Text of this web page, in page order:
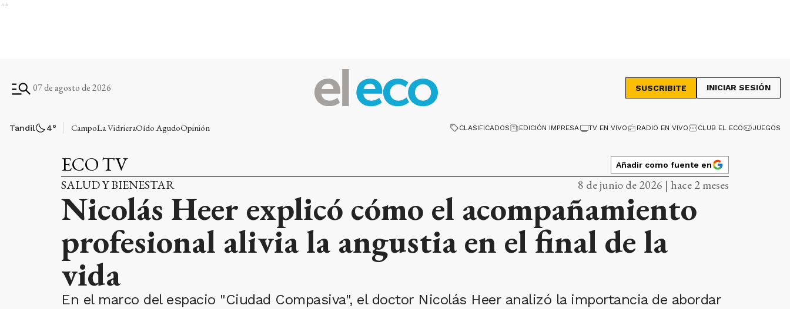
Ads
07 de agosto de 2026 SUSCRIBITE INICIAR SESIÓN
Tandil 4° CampoLa VidrieraOído AgudoOpinión CLASIFICADOS EDICIÓN IMPRESA TV EN VIVO RADIO EN VIVO CLUB EL ECO JUEGOS
ECO TV Añadir como fuente en
SALUD Y BIENESTAR 8 de junio de 2026 | hace 2 meses
Nicolás Heer explicó cómo el acompañamiento
profesional alivia la angustia en el final de la
vida
En el marco del espacio "Ciudad Compasiva", el doctor Nicolás Heer analizó la importancia de abordar